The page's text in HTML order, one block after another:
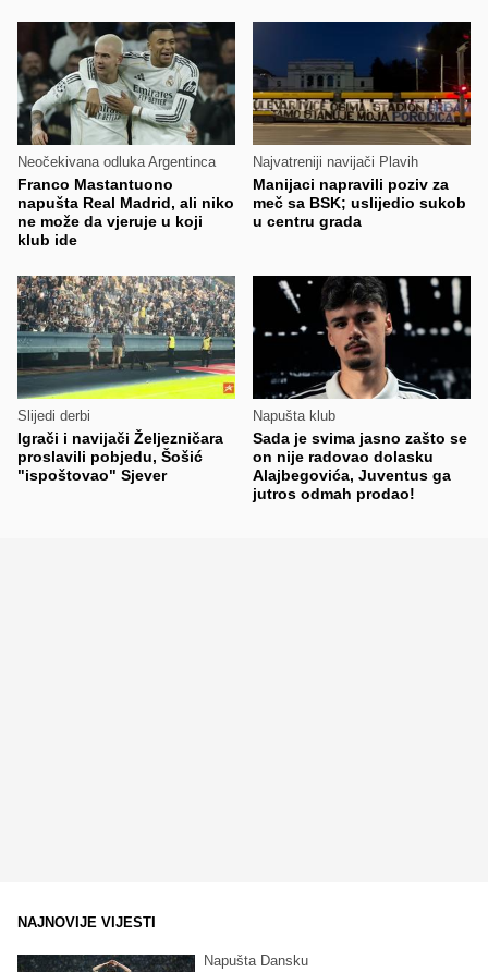
Neočekivana odluka Argentinca
Franco Mastantuono
napušta Real Madrid, ali niko
ne može da vjeruje u koji
klub ide
Najvatreniji navijači Plavih
Manijaci napravili poziv za
meč sa BSK; uslijedio sukob
u centru grada
Slijedi derbi
Igrači i navijači Željezničara
proslavili pobjedu, Šošić
"ispoštovao" Sjever
Napušta klub
Sada je svima jasno zašto se
on nije radovao dolasku
Alajbegovića, Juventus ga
jutros odmah prodao!
NAJNOVIJE VIJESTI
Napušta Dansku